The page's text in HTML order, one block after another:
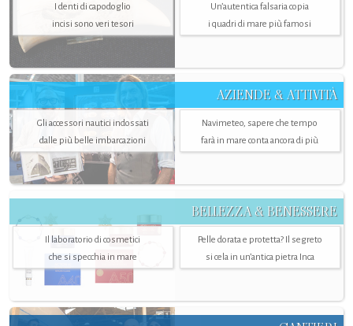
I denti di capodoglio
incisi sono veri tesori
Un’autentica falsaria copia
i quadri di mare più famosi
AZIENDE & ATTIVITÀ
Gli accessori nautici indossati
dalle più belle imbarcazioni
Navimeteo, sapere che tempo
farà in mare conta ancora di più
BELLEZZA & BENESSERE
Il laboratorio di cosmetici
che si specchia in mare
Pelle dorata e protetta? Il segreto
si cela in un’antica pietra Inca